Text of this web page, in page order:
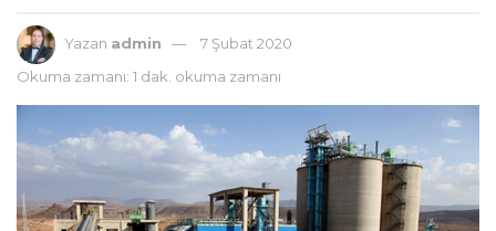
Yazan admin
7 Şubat 2020
Okuma zamanı: 1 dak. okuma zamanı